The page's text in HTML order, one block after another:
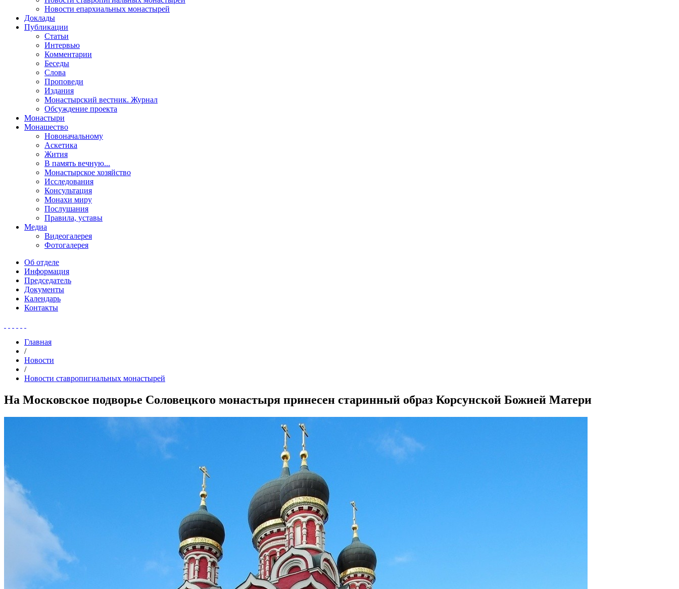
Новости епархиальных монастырей
Доклады
Публикации
Статьи
Интервью
Комментарии
Беседы
Слова
Проповеди
Издания
Монастырский вестник. Журнал
Обсуждение проекта
Монастыри
Монашество
Новоначальному
Аскетика
Жития
В память вечную...
Монастырское хозяйство
Исследования
Консультация
Монахи миру
Послушания
Правила, уставы
Медиа
Видеогалерея
Фотогалерея
Об отделе
Информация
Председатель
Документы
Календарь
Контакты
Главная
/
Новости
/
Новости ставропигиальных монастырей
На Московское подворье Соловецкого монастыря принесен старинный образ Корсунской Божией Матери